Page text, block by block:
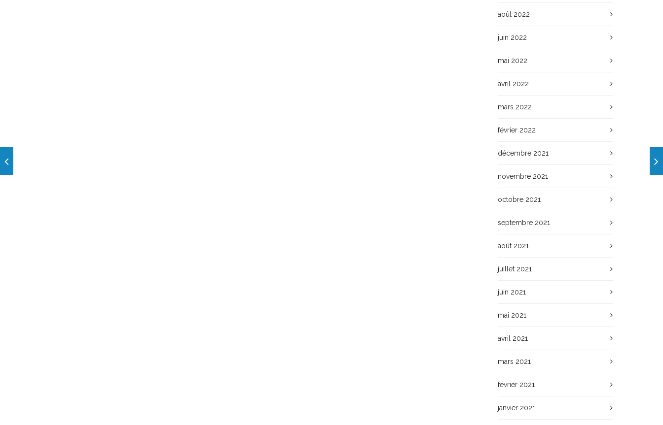
août 2022
juin 2022
mai 2022
avril 2022
mars 2022
février 2022
décembre 2021
novembre 2021
octobre 2021
septembre 2021
août 2021
juillet 2021
juin 2021
mai 2021
avril 2021
mars 2021
février 2021
janvier 2021